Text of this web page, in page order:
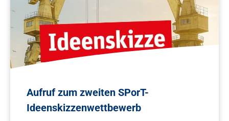
Aufruf zum zweiten SPorT-
Ideenskizzenwettbewerb